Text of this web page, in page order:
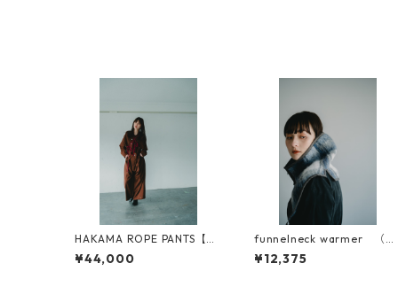
HAKAMA ROPE PANTS【可
変】
¥44,000
funnelneck warmer （一
重仕立て）
¥12,375